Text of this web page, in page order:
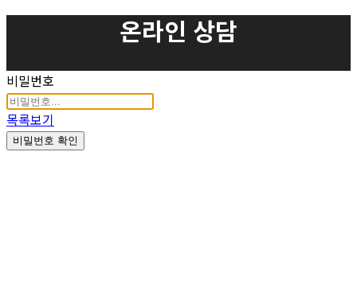
온라인 상담
비밀번호
목록보기
비밀번호 확인